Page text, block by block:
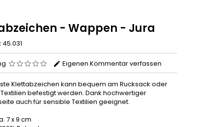
- Wappen - Jura
45.031
Eigenen Kommentar verfassen
Klettabzeichen kann bequem am Rucksack oder
befestigt werden. Dank hochwertiger
auch für sensible Textilien geeignet.
7 x 9 cm